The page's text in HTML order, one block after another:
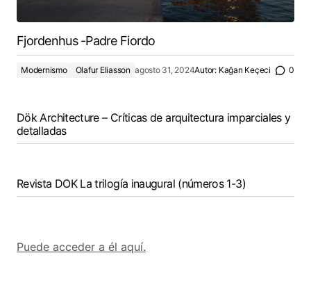
Fjordenhus -Padre Fiordo
Modernismo Olafur Eliasson agosto 31, 2024Autor: Kağan Keçeci 0
Dök Architecture – Críticas de arquitectura imparciales y
detalladas
Revista DOK La trilogía inaugural (números 1-3)
Puede acceder a él aquí.